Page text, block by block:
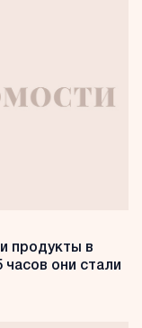
продукты в
они стали